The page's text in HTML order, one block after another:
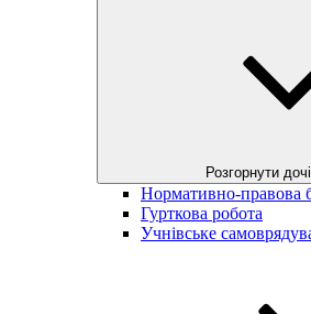
Розгорнути
Нормативно-правова
Гурткова робота
Учнівське